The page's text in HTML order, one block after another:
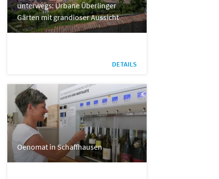
unterwegs: Urbane Überlinger
Gärten mit grandioser Aussicht
DETAILS
Oenomat in Schaffhausen